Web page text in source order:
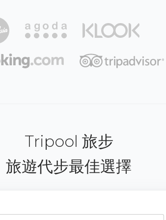
Tripool 旅步
旅遊代步最佳選擇